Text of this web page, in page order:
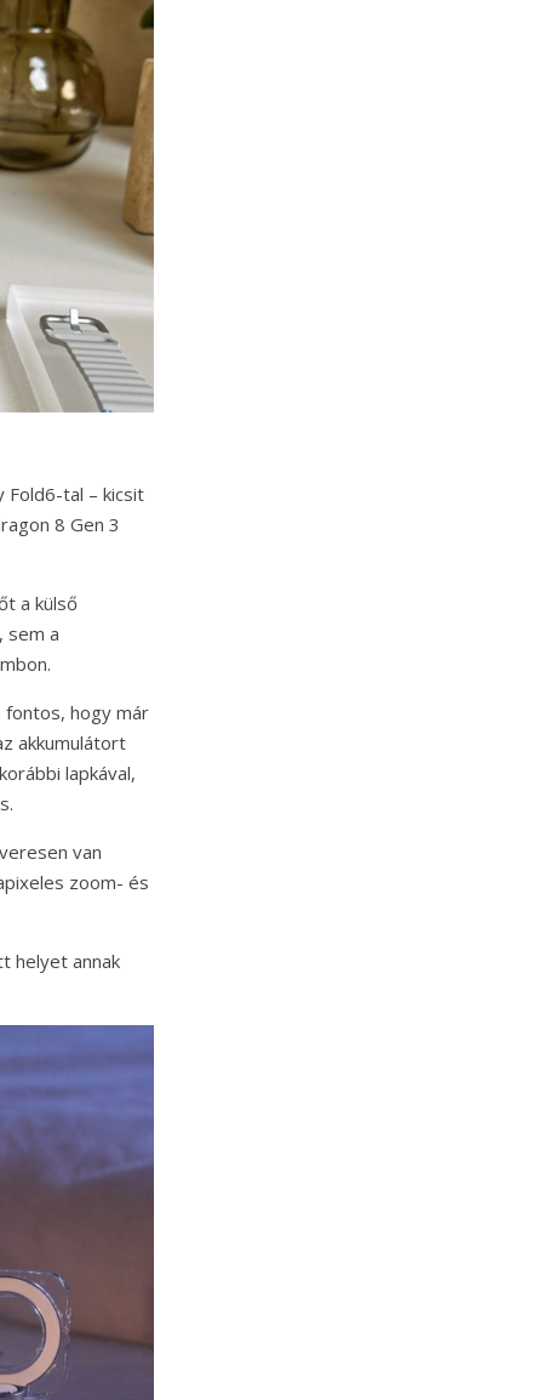
Fold6-tal – kicsit
8 Gen 3
a külső
sem a
fontos, hogy már
akkumulátort
lapkával,
van
zoom- és
helyet annak